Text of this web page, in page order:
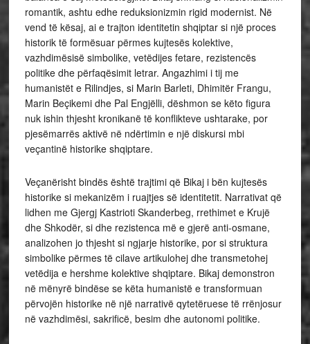
romantik, ashtu edhe reduksionizmin rigid modernist. Në
vend të kësaj, ai e trajton identitetin shqiptar si një proces
historik të formësuar përmes kujtesës kolektive,
vazhdimësisë simbolike, vetëdijes fetare, rezistencës
politike dhe përfaqësimit letrar. Angazhimi i tij me
humanistët e Rilindjes, si Marin Barleti, Dhimitër Frangu,
Marin Beçikemi dhe Pal Engjëlli, dëshmon se këto figura
nuk ishin thjesht kronikanë të konflikteve ushtarake, por
pjesëmarrës aktivë në ndërtimin e një diskursi mbi
veçantinë historike shqiptare.
Veçanërisht bindës është trajtimi që Bikaj i bën kujtesës
historike si mekanizëm i ruajtjes së identitetit. Narrativat që
lidhen me Gjergj Kastrioti Skanderbeg, rrethimet e Krujë
dhe Shkodër, si dhe rezistenca më e gjerë anti-osmane,
analizohen jo thjesht si ngjarje historike, por si struktura
simbolike përmes të cilave artikulohej dhe transmetohej
vetëdija e hershme kolektive shqiptare. Bikaj demonstron
në mënyrë bindëse se këta humanistë e transformuan
përvojën historike në një narrativë qytetëruese të rrënjosur
në vazhdimësi, sakrificë, besim dhe autonomi politike.